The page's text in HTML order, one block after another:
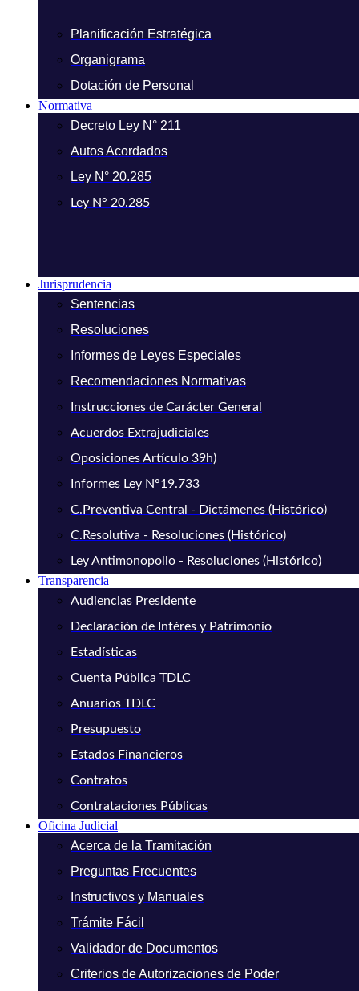
Planificación Estratégica
Organigrama
Dotación de Personal
Normativa
Decreto Ley N° 211
Autos Acordados
Ley N° 20.285
Ley N° 20.285
Jurisprudencia
Sentencias
Resoluciones
Informes de Leyes Especiales
Recomendaciones Normativas
Instrucciones de Carácter General
Acuerdos Extrajudiciales
Oposiciones Artículo 39h)
Informes Ley N°19.733
C.Preventiva Central - Dictámenes (Histórico)
C.Resolutiva - Resoluciones (Histórico)
Ley Antimonopolio - Resoluciones (Histórico)
Transparencia
Audiencias Presidente
Declaración de Intéres y Patrimonio
Estadísticas
Cuenta Pública TDLC
Anuarios TDLC
Presupuesto
Estados Financieros
Contratos
Contrataciones Públicas
Oficina Judicial
Acerca de la Tramitación
Preguntas Frecuentes
Instructivos y Manuales
Trámite Fácil
Validador de Documentos
Criterios de Autorizaciones de Poder